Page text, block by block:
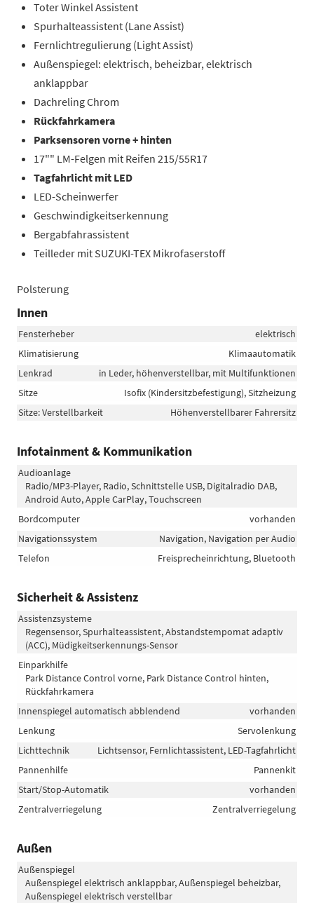
Toter Winkel Assistent
Spurhalteassistent (Lane Assist)
Fernlichtregulierung (Light Assist)
Außenspiegel: elektrisch, beheizbar, elektrisch
anklappbar
Dachreling Chrom
Rückfahrkamera
Parksensoren vorne + hinten
17"" LM-Felgen mit Reifen 215/55R17
Tagfahrlicht mit LED
LED-Scheinwerfer
Geschwindigkeitserkennung
Bergabfahrassistent
Teilleder mit SUZUKI-TEX Mikrofaserstoff
Polsterung
Innen
Fensterheber
elektrisch
Klimatisierung
Klimaautomatik
Lenkrad
in Leder, höhenverstellbar, mit Multifunktionen
Sitze
Isofix (Kindersitzbefestigung), Sitzheizung
Sitze: Verstellbarkeit
Höhenverstellbarer Fahrersitz
Infotainment & Kommunikation
Audioanlage
Radio/MP3-Player, Radio, Schnittstelle USB, Digitalradio DAB,
Android Auto, Apple CarPlay, Touchscreen
Bordcomputer
vorhanden
Navigationssystem
Navigation, Navigation per Audio
Telefon
Freisprecheinrichtung, Bluetooth
Sicherheit & Assistenz
Assistenzsysteme
Regensensor, Spurhalteassistent, Abstandstempomat adaptiv
(ACC), Müdigkeitserkennungs-Sensor
Einparkhilfe
Park Distance Control vorne, Park Distance Control hinten,
Rückfahrkamera
Innenspiegel automatisch abblendend
vorhanden
Lenkung
Servolenkung
Lichttechnik
Lichtsensor, Fernlichtassistent, LED-Tagfahrlicht
Pannenhilfe
Pannenkit
Start/Stop-Automatik
vorhanden
Zentralverriegelung
Zentralverriegelung
Außen
Außenspiegel
Außenspiegel elektrisch anklappbar, Außenspiegel beheizbar,
Außenspiegel elektrisch verstellbar